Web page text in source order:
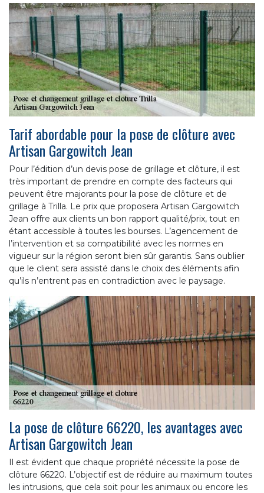
Tarif abordable pour la pose de clôture avec
Artisan Gargowitch Jean
Pour l’édition d’un devis pose de grillage et clôture, il est
très important de prendre en compte des facteurs qui
peuvent être majorants pour la pose de clôture et de
grillage à Trilla. Le prix que proposera Artisan Gargowitch
Jean offre aux clients un bon rapport qualité/prix, tout en
étant accessible à toutes les bourses. L’agencement de
l’intervention et sa compatibilité avec les normes en
vigueur sur la région seront bien sûr garantis. Sans oublier
que le client sera assisté dans le choix des éléments afin
qu’ils n’entrent pas en contradiction avec le paysage.
La pose de clôture 66220, les avantages avec
Artisan Gargowitch Jean
Il est évident que chaque propriété nécessite la pose de
clôture 66220. L’objectif est de réduire au maximum toutes
les intrusions, que cela soit pour les animaux ou encore les